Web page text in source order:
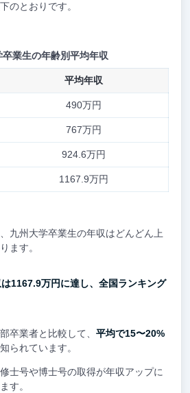
のとおりです。
卒業生の年齢別平均年収
平均年収
490万円
767万円
924.6万円
1167.9万円
九州大学卒業生の年収はどんどん上
ます。
1167.9万円に達し、全国ランキング
卒業者と比較して、 平均で15〜20%
られています。
士号や博士号の取得が年収アップに
す。